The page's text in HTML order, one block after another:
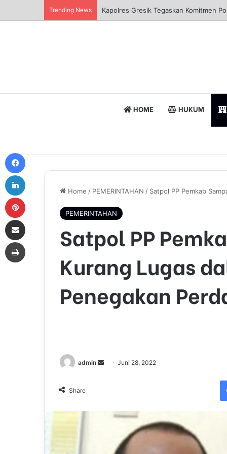
Trending News Sinergi Polisi dan Petani, Polres
HOME HUKUM
Home / PEMERINTAHAN / Satpol PP Pemkab
PEMERINTAHAN
Satpol PP
Kurang Lugas
Penegakan
admin Juni 28, 2022
Share
Facebook
LinkedIn